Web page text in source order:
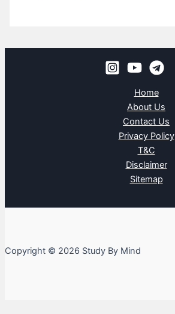
Home
About Us
Contact Us
Privacy Policy
T&C
Disclaimer
Sitemap
Copyright © 2026 Study By Mind